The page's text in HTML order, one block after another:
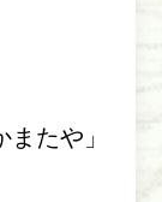
たや」